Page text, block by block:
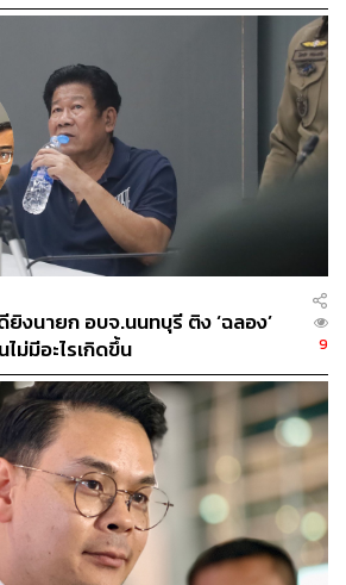
าราชการจังหวัดเชียงใหม่เป็นมาจาก
จจริงเป็นอย่างไร ภูมิธรรม กล่าวว่า
วมผู้ว่าราชการจังหวัดเชียงรายใน
เกษียณท่านก็ไม่ค่อยแอคทีฟเท่าไหร่ก็
ปที่เชียงใหม่ได้เจอคนหลากหลายก็เห็น
ดีไม่ดีอย่างไรก็ต้องดู ตอนนี้ตนเอ็กซเรย์
งตนก็มีอยู่ว่าใครที่แอคทีฟ ใครที่ตี
พูดตั้งแต่แรกแล้วว่ากลไกสำคัญที่ทำให้
ถูกแช่แป้ง ทั้งจากฝ่ายนโยบาย และ
บดีกรมการปกครองคนปัจจุบันอีก 2
ราชการหรือไม่ภูมิธรรม กล่าวว่า ไม่
ดำเนินการส่วนใหญ่ข้าราชการรับรู้ว่า
เช่น เรื่องบัตรประจำตัวประชาชนที่
ดปัญหาแบบนี้ได้อย่างไร เพราะต้องมี
ไว้ มันไม่ควรเกิดเรื่องแบบนี้ขึ้น นี่คือ
วมถึงเรื่องยาเสพติด และเรื่องอื่นๆ
ตรประชาชนที่บุรีรัมย์ ขณะนี้ตนได้
งนายก อบจ.นนทบุรี ติง ‘ฉลอง’
ม่มีอะไรเกิดขึ้น
9